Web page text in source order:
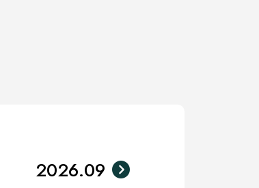
2026.09